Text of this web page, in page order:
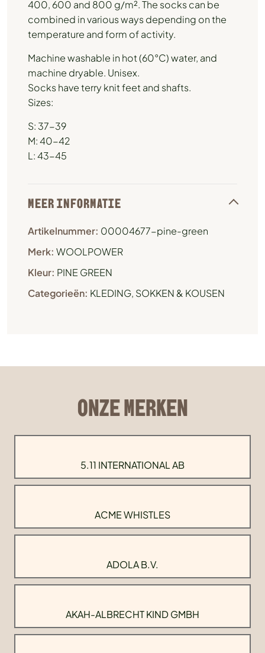
400, 600 and 800 g/m². The socks can be
combined in various ways depending on the
temperature and form of activity.
Machine washable in hot (60°C) water, and
machine dryable. Unisex.
Socks have terry knit feet and shafts.
Sizes:
S: 37-39
M: 40-42
L: 43-45
MEER INFORMATIE
Artikelnummer: 00004677-pine-green
Merk: WOOLPOWER
Kleur: PINE GREEN
Categorieën: KLEDING, SOKKEN & KOUSEN
ONZE MERKEN
5.11 INTERNATIONAL AB
ACME WHISTLES
ADOLA B.V.
AKAH-ALBRECHT KIND GMBH